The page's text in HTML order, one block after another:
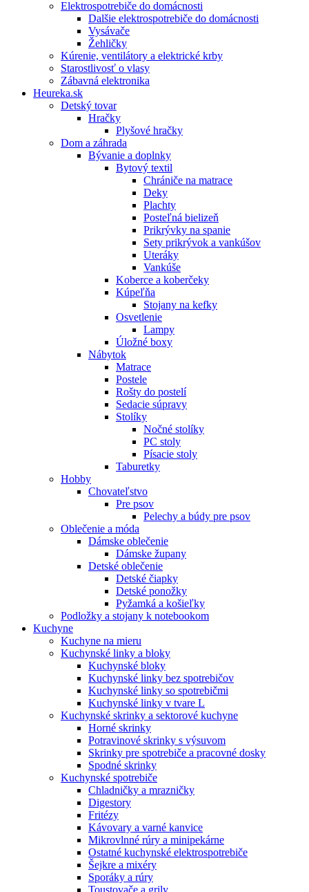
Elektrospotrebiče do domácnosti
Dalšie elektrospotrebiče do domácnosti
Vysávače
Žehličky
Kúrenie, ventilátory a elektrické krby
Starostlivosť o vlasy
Zábavná elektronika
Heureka.sk
Detský tovar
Hračky
Plyšové hračky
Dom a záhrada
Bývanie a doplnky
Bytový textil
Chrániče na matrace
Deky
Plachty
Posteľná bielizeň
Prikrývky na spanie
Sety prikrývok a vankúšov
Uteráky
Vankúše
Koberce a koberčeky
Kúpeľňa
Stojany na kefky
Osvetlenie
Lampy
Úložné boxy
Nábytok
Matrace
Postele
Rošty do postelí
Sedacie súpravy
Stolíky
Nočné stolíky
PC stoly
Písacie stoly
Taburetky
Hobby
Chovateľstvo
Pre psov
Pelechy a búdy pre psov
Oblečenie a móda
Dámske oblečenie
Dámske župany
Detské oblečenie
Detské čiapky
Detské ponožky
Pyžamká a košieľky
Podložky a stojany k notebookom
Kuchyne
Kuchyne na mieru
Kuchynské linky a bloky
Kuchynské bloky
Kuchynské linky bez spotrebičov
Kuchynské linky so spotrebičmi
Kuchynské linky v tvare L
Kuchynské skrinky a sektorové kuchyne
Horné skrinky
Potravinové skrinky s výsuvom
Skrinky pre spotrebiče a pracovné dosky
Spodné skrinky
Kuchynské spotrebiče
Chladničky a mrazničky
Digestory
Fritézy
Kávovary a varné kanvice
Mikrovlnné rúry a minipekárne
Ostatné kuchynské elektrospotrebiče
Šejkre a mixéry
Sporáky a rúry
Toustovače a grily